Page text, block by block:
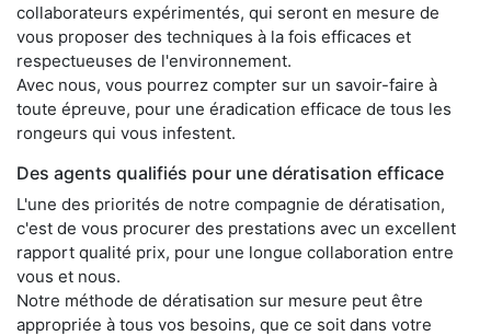
collaborateurs expérimentés, qui seront en mesure de
vous proposer des techniques à la fois efficaces et
respectueuses de l'environnement.
Avec nous, vous pourrez compter sur un savoir-faire à
toute épreuve, pour une éradication efficace de tous les
rongeurs qui vous infestent.
Des agents qualifiés pour une dératisation efficace
L'une des priorités de notre compagnie de dératisation,
c'est de vous procurer des prestations avec un excellent
rapport qualité prix, pour une longue collaboration entre
vous et nous.
Notre méthode de dératisation sur mesure peut être
appropriée à tous vos besoins, que ce soit dans votre